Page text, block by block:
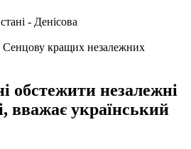
Сенцову кращих незалежних
обстежити незалежні
вважає український